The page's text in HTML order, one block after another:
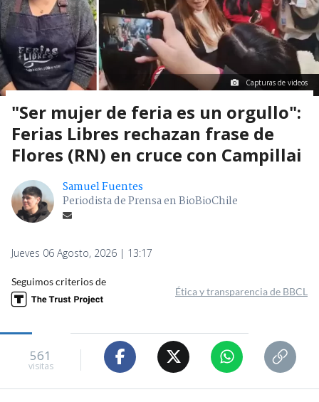
Capturas de videos
"Ser mujer de feria es un orgullo":
Ferias Libres rechazan frase de
Flores (RN) en cruce con Campillai
Samuel Fuentes
Periodista de Prensa en BioBioChile
Jueves 06 Agosto, 2026 | 13:17
Seguimos criterios de
Ética y transparencia de BBCL
561
visitas